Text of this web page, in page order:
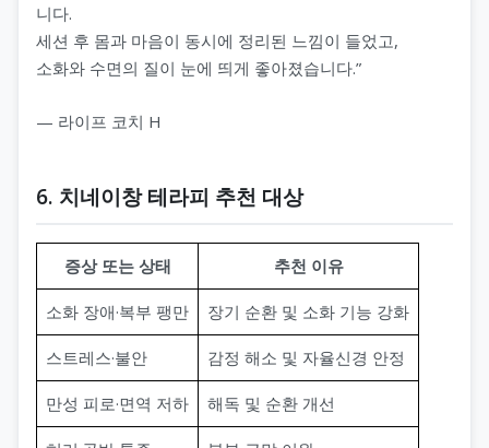
니다.
세션 후 몸과 마음이 동시에 정리된 느낌이 들었고,
소화와 수면의 질이 눈에 띄게 좋아졌습니다.”
— 라이프 코치 H
6. 치네이창 테라피 추천 대상
증상 또는 상태 추천 이유
소화 장애·복부 팽만 장기 순환 및 소화 기능 강화
스트레스·불안 감정 해소 및 자율신경 안정
만성 피로·면역 저하 해독 및 순환 개선